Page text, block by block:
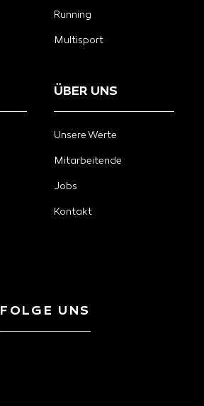
Running
Multisport
ÜBER UNS
Unsere Werte
Mitarbeitende
Jobs
Kontakt
FOLGE UNS